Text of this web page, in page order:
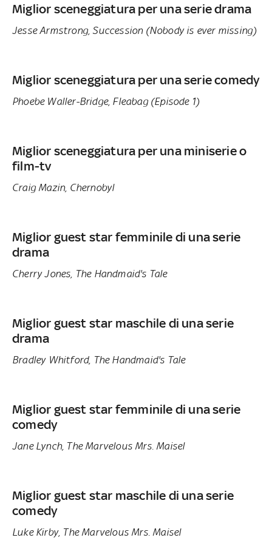
Miglior sceneggiatura per una serie drama
Jesse Armstrong, Succession (Nobody is ever missing)
Miglior sceneggiatura per una serie comedy
Phoebe Waller-Bridge, Fleabag (Episode 1)
Miglior sceneggiatura per una miniserie o
film-tv
Craig Mazin, Chernobyl
Miglior guest star femminile di una serie
drama
Cherry Jones, The Handmaid's Tale
Miglior guest star maschile di una serie
drama
Bradley Whitford, The Handmaid's Tale
Miglior guest star femminile di una serie
comedy
Jane Lynch, The Marvelous Mrs. Maisel
Miglior guest star maschile di una serie
comedy
Luke Kirby, The Marvelous Mrs. Maisel